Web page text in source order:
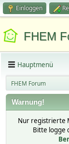
Einloggen
FHEM
Hauptmenü
FHEM Forum
Warnung!
Nur registrierte
Bitte logge